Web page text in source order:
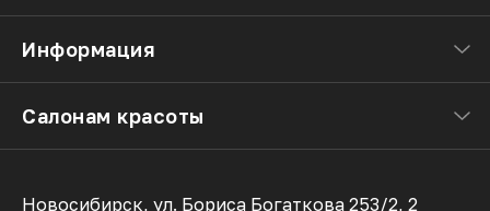
Информация
Салонам красоты
Новосибирск, ул. Бориса Богаткова 253/2, 2